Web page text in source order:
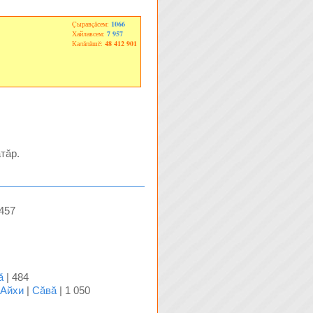
Çыравçăсем: 1066
Хайлавсем: 7 957
Калăпăшĕ: 48 412 901
| 484
| Сăвă | 1 050